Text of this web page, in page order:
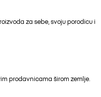
za sebe, svoju porodicu i
prodavnicama širom zemlje.